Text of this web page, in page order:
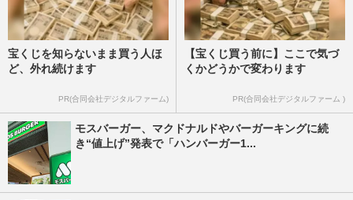
宝くじを知らないまま買う人ほ
ど、外れ続けます
PR(合同会社デジタルファーム)
【宝くじ買う前に】ここで気づ
くかどうかで変わります
PR(合同会社デジタルファーム )
モスバーガー、マクドナルドやバーガーキングに続
き“値上げ”発表で「ハンバーガー1...